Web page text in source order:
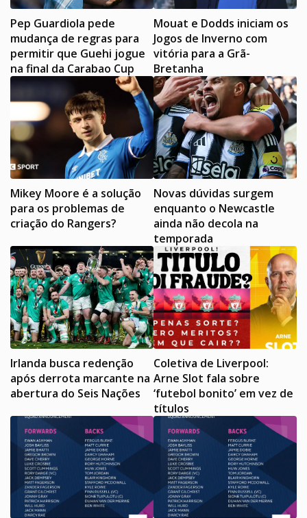
Pep Guardiola pede
mudança de regras para
permitir que Guehi jogue
na final da Carabao Cup
Mouat e Dodds iniciam os
Jogos de Inverno com
vitória para a Grã-
Bretanha
Mikey Moore é a solução
para os problemas de
criação do Rangers?
Novas dúvidas surgem
enquanto o Newcastle
ainda não decola na
temporada
Irlanda busca redenção
após derrota marcante na
abertura do Seis Nações
Coletiva de Liverpool:
Arne Slot fala sobre
‘futebol bonito’ em vez de
títulos